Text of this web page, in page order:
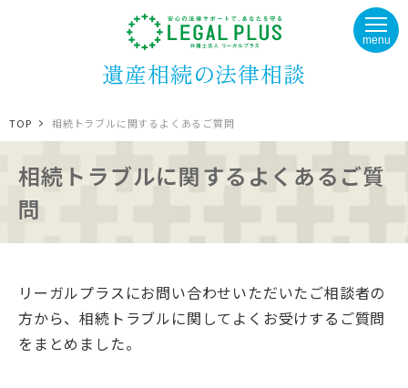
遺産相続の法律相談
menu
TOP 相続トラブルに関するよくあるご質問
相続トラブルに関するよくあるご質
問
リーガルプラスにお問い合わせいただいたご相談者の
方から、相続トラブルに関してよくお受けするご質問
をまとめました。